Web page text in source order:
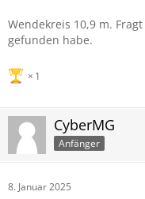
Wendekreis 10,9 m.
gefunden habe.
1
CyberMG
Anfänger
8. Januar 2025